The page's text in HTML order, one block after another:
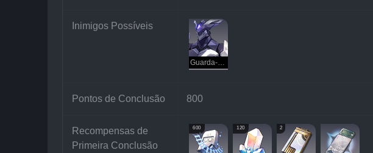
Inimigos Possíveis
Guarda-Vazio: Pisoteador
Pontos de Conclusão 800
Recompensas de
Primeira Conclusão
600 120 2